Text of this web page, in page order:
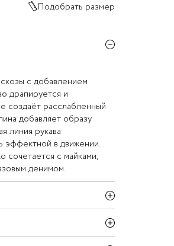
Подобрать размер
с добавлением
драпируется и
создаёт расслабленный
добавляет образу
линия рукава
эффектной в движении.
сочетается с майками,
денимом.